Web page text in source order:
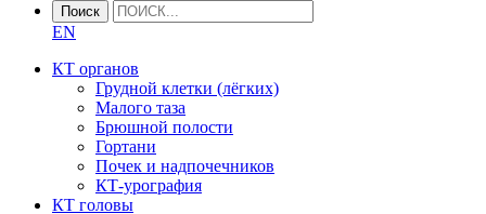
Поиск
EN
КТ органов
Грудной клетки (лёгких)
Малого таза
Брюшной полости
Гортани
Почек и надпочечников
КТ-урография
КТ головы